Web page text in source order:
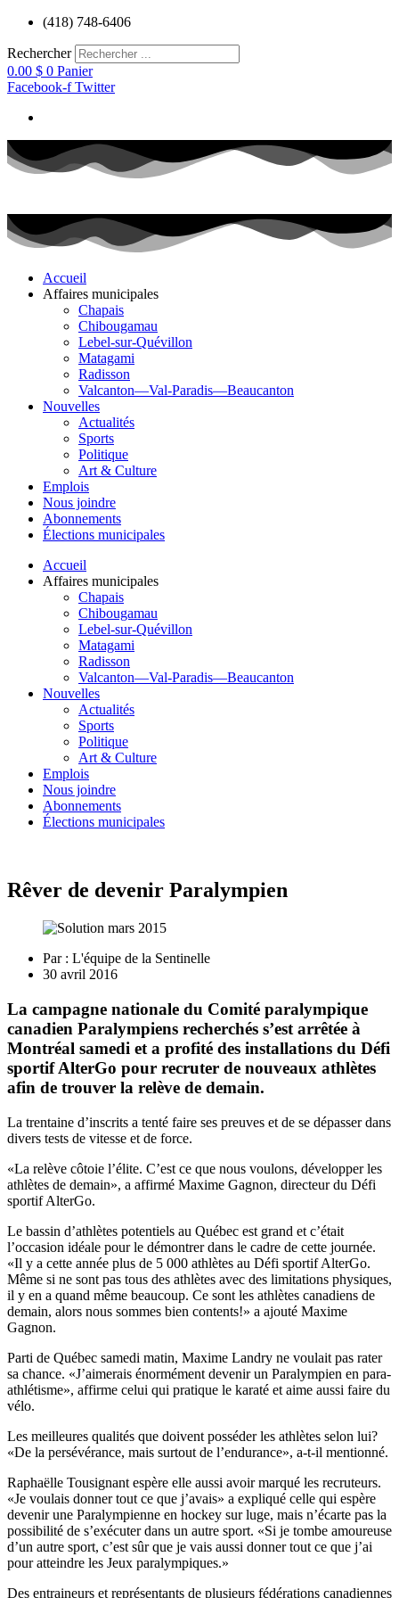
Aller
contenu
(418) 748-6406
Rechercher
0.00 $ 0 Panier
Facebook-f Twitter
Accueil
Affaires municipales
Chapais
Chibougamau
Lebel-sur-Quévillon
Matagami
Radisson
Valcanton—Val-Paradis—Beaucanton
Nouvelles
Actualités
Sports
Politique
Art & Culture
Emplois
Nous joindre
Abonnements
Élections municipales
Accueil
Affaires municipales
Chapais
Chibougamau
Lebel-sur-Quévillon
Matagami
Radisson
Valcanton—Val-Paradis—Beaucanton
Nouvelles
Actualités
Sports
Politique
Art & Culture
Emplois
Nous joindre
Abonnements
Élections municipales
Rêver de devenir Paralympien
Par : L'équipe de la Sentinelle
30 avril 2016
La campagne nationale du Comité paralympique
canadien Paralympiens recherchés s’est arrêtée à
Montréal samedi et a profité des installations du Défi
sportif AlterGo pour recruter de nouveaux athlètes
afin de trouver la relève de demain.
La trentaine d’inscrits a tenté faire ses preuves et de se dépasser dans
divers tests de vitesse et de force.
«La relève côtoie l’élite. C’est ce que nous voulons, développer les
athlètes de demain», a affirmé Maxime Gagnon, directeur du Défi
sportif AlterGo.
Le bassin d’athlètes potentiels au Québec est grand et c’était
l’occasion idéale pour le démontrer dans le cadre de cette journée.
«Il y a cette année plus de 5 000 athlètes au Défi sportif AlterGo.
Même si ne sont pas tous des athlètes avec des limitations physiques,
il y en a quand même beaucoup. Ce sont les athlètes canadiens de
demain, alors nous sommes bien contents!» a ajouté Maxime
Gagnon.
Parti de Québec samedi matin, Maxime Landry ne voulait pas rater
sa chance. «J’aimerais énormément devenir un Paralympien en para-
athlétisme», affirme celui qui pratique le karaté et aime aussi faire du
vélo.
Les meilleures qualités que doivent posséder les athlètes selon lui?
«De la persévérance, mais surtout de l’endurance», a-t-il mentionné.
Raphaëlle Tousignant espère elle aussi avoir marqué les recruteurs.
«Je voulais donner tout ce que j’avais» a expliqué celle qui espère
devenir une Paralympienne en hockey sur luge, mais n’écarte pas la
possibilité de s’exécuter dans un autre sport. «Si je tombe amoureuse
d’un autre sport, c’est sûr que je vais aussi donner tout ce que j’ai
pour atteindre les Jeux paralympiques.»
Des entraineurs et représentants de plusieurs fédérations canadiennes